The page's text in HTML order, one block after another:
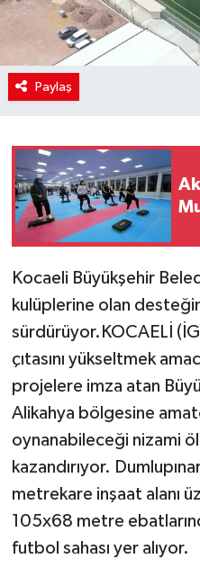
Paylaş
Kocaeli Büyükşehir
kulüplerine olan
sürdürüyor.KOCAELİ
çıtasını yükseltmek
projelere imza atan
Alikahya bölgesine
oynanabileceği nizami
kazandırıyor.
metrekare inşaat alanı
105x68 metre
futbol sahası yer alıyor.